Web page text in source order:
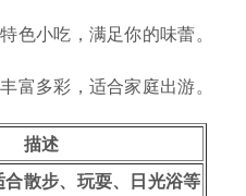
色小吃，满足你的味蕾。
富多彩，适合家庭出游。
描述
散步、玩耍、日光浴等